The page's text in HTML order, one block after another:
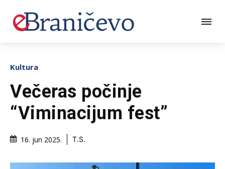
Kultura
Večeras počinje
“Viminacijum fest”
16. jun 2025. T.S.